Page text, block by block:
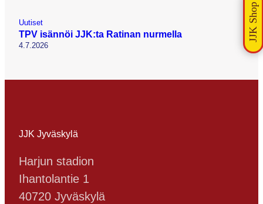
Uutiset
TPV isännöi JJK:ta Ratinan nurmella
4.7.2026
JJK Jyväskylä
Harjun stadion
Ihantolantie 1
40720 Jyväskylä